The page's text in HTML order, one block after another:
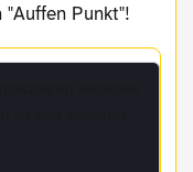
"Auffen Punkt"!